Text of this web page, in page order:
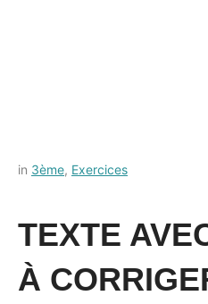
Posted
juillet
by
in 3ème, Exercices
TEXTE
À